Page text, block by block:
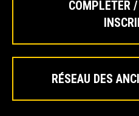
COMPLETER
RÉSEAU DES